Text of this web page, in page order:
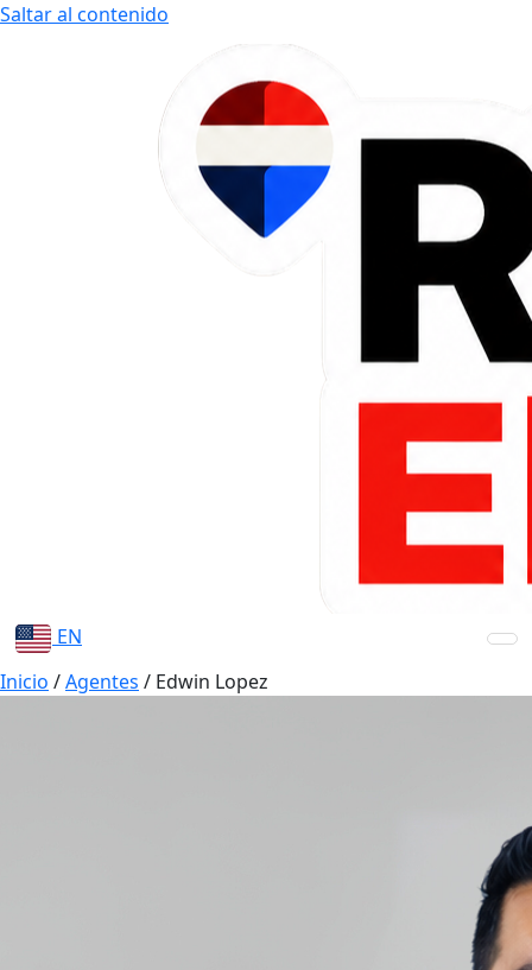
Saltar al contenido
EN
Inicio /Agentes / Edwin Lopez